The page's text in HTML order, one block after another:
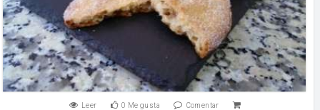
Leer 0 Me gusta Comentar